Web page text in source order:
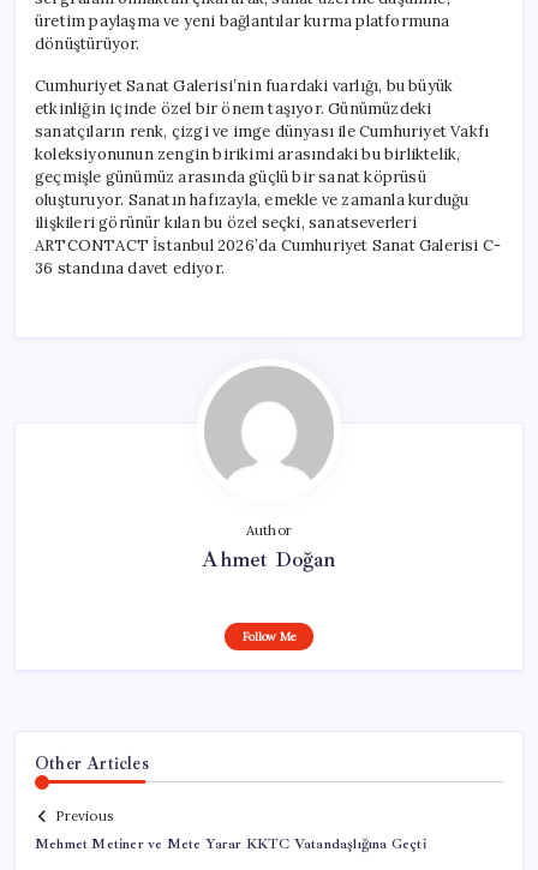
üretim paylaşma ve yeni bağlantılar kurma platformuna
dönüştürüyor.
Cumhuriyet Sanat Galerisi’nin fuardaki varlığı, bu büyük
etkinliğin içinde özel bir önem taşıyor. Günümüzdeki
sanatçıların renk, çizgi ve imge dünyası ile Cumhuriyet Vakfı
koleksiyonunun zengin birikimi arasındaki bu birliktelik,
geçmişle günümüz arasında güçlü bir sanat köprüsü
oluşturuyor. Sanatın hafızayla, emekle ve zamanla kurduğu
ilişkileri görünür kılan bu özel seçki, sanatseverleri
ARTCONTACT İstanbul 2026’da Cumhuriyet Sanat Galerisi C-
36 standına davet ediyor.
Author
Ahmet Doğan
Follow Me
Other Articles
Previous
Mehmet Metiner ve Mete Yarar KKTC Vatandaşlığına Geçti